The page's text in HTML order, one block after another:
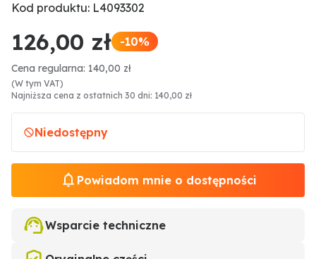
Kod produktu: L4093302
126,00 zł -10%
Cena regularna: 140,00 zł
(W tym VAT)
Najniższa cena z ostatnich 30 dni: 140,00 zł
Niedostępny
Powiadom mnie o dostępności
Wsparcie techniczne